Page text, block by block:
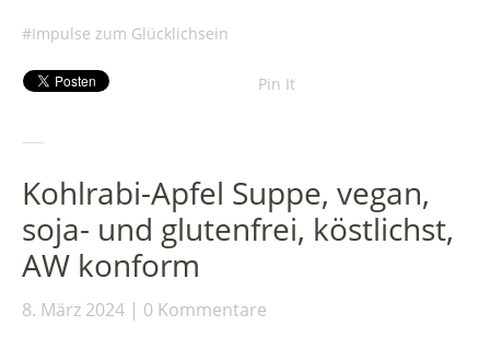
Impulse zum Glücklichsein
Pin It
Kohlrabi-Apfel Suppe, vegan,
soja- und glutenfrei, köstlichst,
AW konform
8. März 2024 0 Kommentare